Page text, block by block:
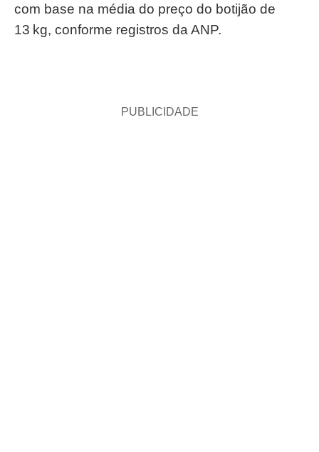
com base na média do preço do botijão de
13 kg, conforme registros da ANP.
PUBLICIDADE